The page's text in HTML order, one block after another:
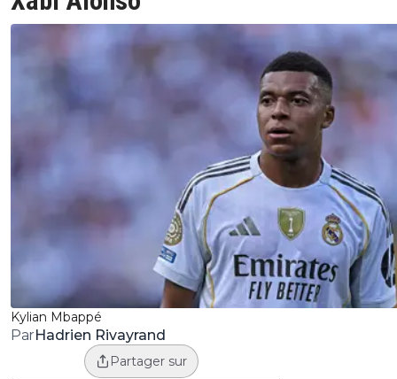
Kylian Mbappé
ParHadrien Rivayrand
Partager sur